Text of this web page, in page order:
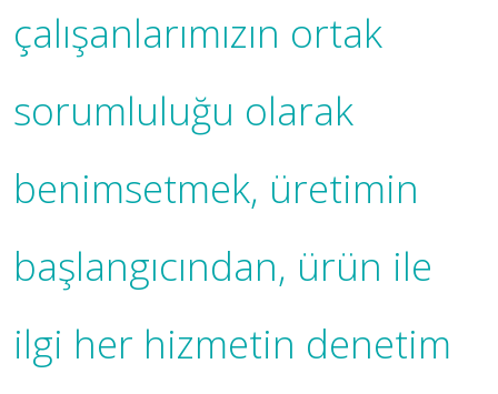
çalışanlarımızın ortak
sorumluluğu olarak
benimsetmek, üretimin
başlangıcından, ürün ile
ilgi her hizmetin denetim